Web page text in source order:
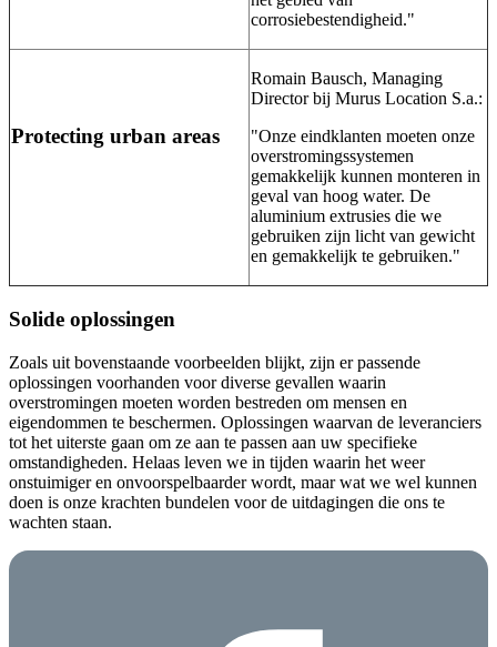
corrosiebestendigheid."
Protecting urban areas
Romain Bausch, Managing
Director bij Murus Location S.a.:
"Onze eindklanten moeten onze
overstromingssystemen
gemakkelijk kunnen monteren in
geval van hoog water. De
aluminium extrusies die we
gebruiken zijn licht van gewicht
en gemakkelijk te gebruiken."
Solide oplossingen
Zoals uit bovenstaande voorbeelden blijkt, zijn er passende
oplossingen voorhanden voor diverse gevallen waarin
overstromingen moeten worden bestreden om mensen en
eigendommen te beschermen. Oplossingen waarvan de leveranciers
tot het uiterste gaan om ze aan te passen aan uw specifieke
omstandigheden. Helaas leven we in tijden waarin het weer
onstuimiger en onvoorspelbaarder wordt, maar wat we wel kunnen
doen is onze krachten bundelen voor de uitdagingen die ons te
wachten staan.